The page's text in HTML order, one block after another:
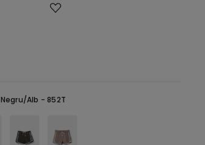
Negru/Alb - 852T